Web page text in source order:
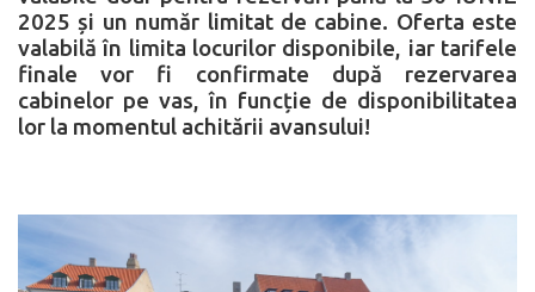
2025 și un număr limitat de cabine. Oferta este
valabilă în limita locurilor disponibile, iar tarifele
finale vor fi confirmate după rezervarea
cabinelor pe vas, în funcție de disponibilitatea
lor la momentul achitării avansului!